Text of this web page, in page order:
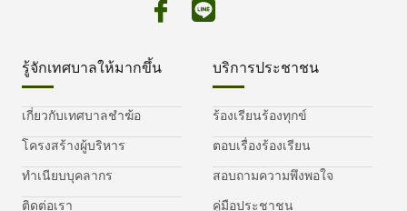
รู้จักเทศบาลให้มากขึ้น
เกี่ยวกับเทศบาลชำฆ้อ
โครงสร้างผู้บริหาร
ทำเนียบบุคลากร
ติดต่อเรา
บริการประชาชน
ร้องเรียนร้องทุกข์
ตอบเรื่องร้องเรียน
สอบถามความพึงพอใจ
คู่มือประชาชน